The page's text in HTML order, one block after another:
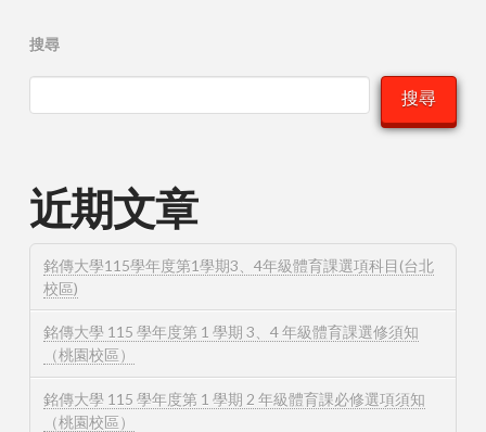
搜尋
搜尋
近期文章
銘傳大學115學年度第1學期3、4年級體育課選項科目(台北
校區)
銘傳大學 115 學年度第 1 學期 3、4 年級體育課選修須知
（桃園校區）
銘傳大學 115 學年度第 1 學期 2 年級體育課必修選項須知
（桃園校區）